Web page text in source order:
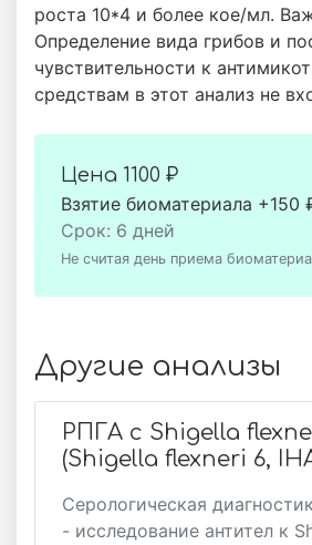
роста 10*4 и более кое/мл.
Определение вида грибов и
чувствительности к
средствам в этот анализ не
Цена 1100 ₽
Взятие биоматериала +150
Срок: 6 дней
Не считая день приема
Другие анализы
РПГА с Shigella
(Shigella flexneri 6,
Серологическая
- исследование антител к